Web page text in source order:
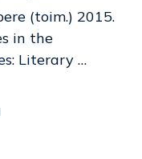
(toim.) 2015.
in the
Literary …